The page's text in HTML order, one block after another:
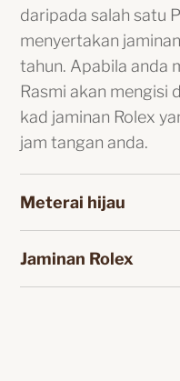
daripada salah satu
menyertakan
tahun. Apabila anda
Rasmi akan mengisi
kad jaminan Rolex
jam tangan anda.
Meterai hijau
Jaminan Rolex